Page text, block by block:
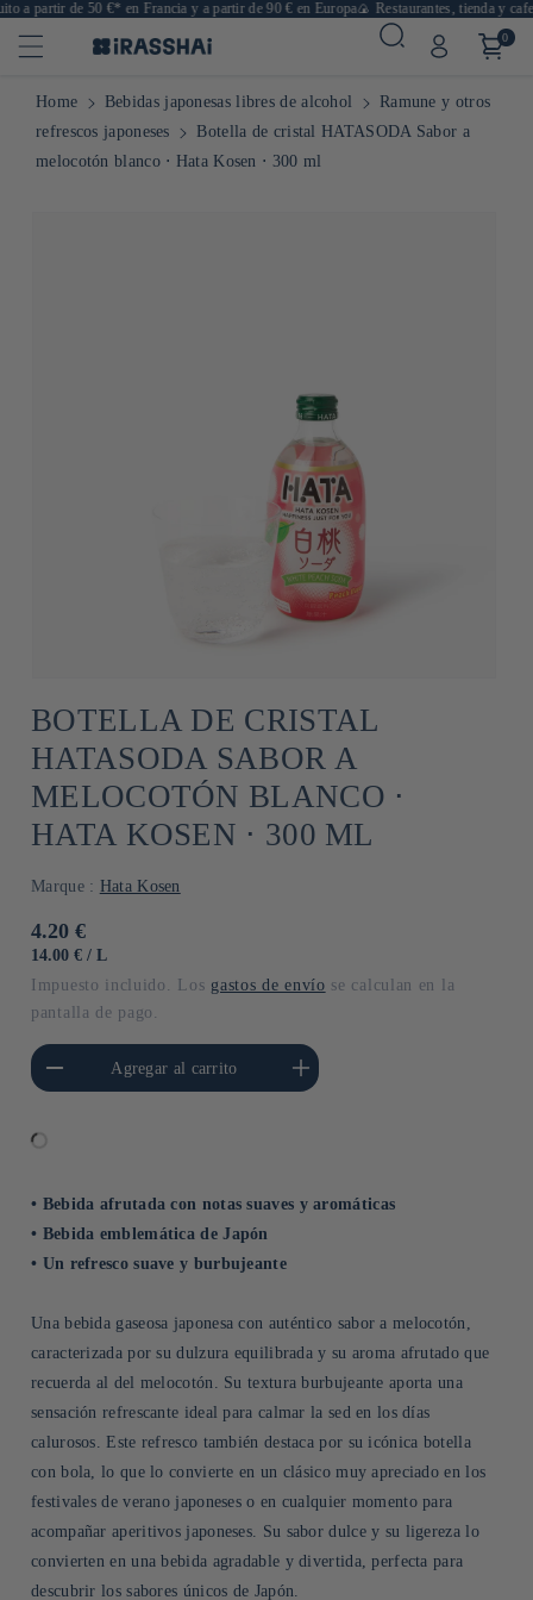
a partir de 50 €* en Francia y a partir de 90 € en Europa🍙 Restaurantes, tienda y
0
Home Bebidas japonesas libres de alcohol
Ramune y otros
refrescos japoneses
Botella de cristal HATASODA Sabor a
melocotón blanco ⋅ Hata Kosen ⋅ 300 ml
BOTELLA DE CRISTAL
HATASODA SABOR A
MELOCOTÓN BLANCO ⋅
HATA KOSEN ⋅ 300 ML
Marque : Hata Kosen
Precio
habitual
4.20 €
PRECIO
14.00 € / POR
L
Impuesto incluido. Los gastos de envío se calculan en la
pantalla de pago.
para Default
Title
Agregar al carrito
Aumentar cantidad para Default
Title
• Bebida afrutada con notas suaves y aromáticas
• Bebida emblemática de Japón
• Un refresco suave y burbujeante
Una bebida gaseosa japonesa con auténtico sabor a melocotón,
caracterizada por su dulzura equilibrada y su aroma afrutado que
recuerda al del melocotón. Su textura burbujeante aporta una
sensación refrescante ideal para calmar la sed en los días
calurosos. Este refresco también destaca por su icónica botella
con bola, lo que lo convierte en un clásico muy apreciado en los
festivales de verano japoneses o en cualquier momento para
acompañar aperitivos japoneses. Su sabor dulce y su ligereza lo
convierten en una bebida agradable y divertida, perfecta para
descubrir los sabores únicos de Japón.